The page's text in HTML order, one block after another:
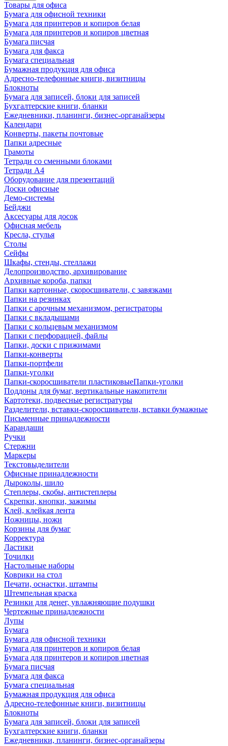
Товары для офиса
Бумага для офисной техники
Бумага для принтеров и копиров белая
Бумага для принтеров и копиров цветная
Бумага писчая
Бумага для факса
Бумага специальная
Бумажная продукция для офиса
Адресно-телефонные книги, визитницы
Блокноты
Бумага для записей, блоки для записей
Бухгалтерские книги, бланки
Ежедневники, планинги, бизнес-органайзеры
Календари
Конверты, пакеты почтовые
Папки адресные
Грамоты
Тетради со сменными блоками
Тетради А4
Оборудование для презентаций
Доски офисные
Демо-системы
Бейджи
Аксесуары для досок
Офисная мебель
Кресла, стулья
Столы
Сейфы
Шкафы, стенды, стеллажи
Делопроизводство, архивирование
Архивные короба, папки
Папки картонные, скоросшиватели, с завязками
Папки на резинках
Папки с арочным механизмом, регистраторы
Папки с вкладышами
Папки с кольцевым механизмом
Папки с перфорацией, файлы
Папки, доски с прижимами
Папки-конверты
Папки-портфели
Папки-уголки
Папки-скоросшиватели пластиковыеПапки-уголки
Поддоны для бумаг, вертикальные накопители
Картотеки, подвесные регистратуры
Разделители, вставки-скоросшиватели, вставки бумажные
Письменные принадлежности
Карандаши
Ручки
Стержни
Маркеры
Текстовыделители
Офисные принадлежности
Дыроколы, шило
Степлеры, скобы, антистеплеры
Скрепки, кнопки, зажимы
Клей, клейкая лента
Ножницы, ножи
Корзины для бумаг
Корректура
Ластики
Точилки
Настольные наборы
Коврики на стол
Печати, оснастки, штампы
Штемпельная краска
Резинки для денег, увлажняющие подушки
Чертежные принадлежности
Лупы
Бумага
Бумага для офисной техники
Бумага для принтеров и копиров белая
Бумага для принтеров и копиров цветная
Бумага писчая
Бумага для факса
Бумага специальная
Бумажная продукция для офиса
Адресно-телефонные книги, визитницы
Блокноты
Бумага для записей, блоки для записей
Бухгалтерские книги, бланки
Ежедневники, планинги, бизнес-органайзеры